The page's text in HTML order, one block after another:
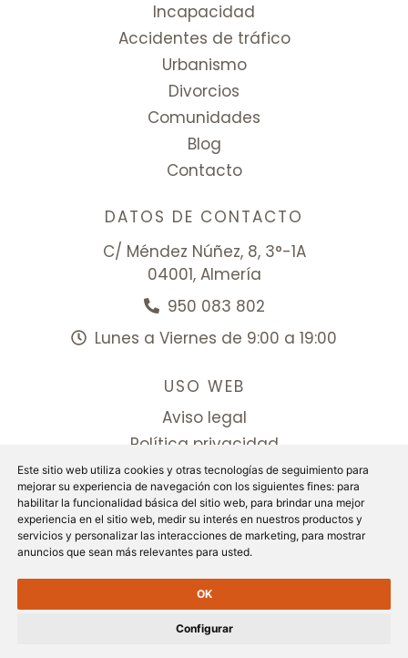
Este sitio web utiliza cookies y otras tecnologías de seguimiento para
mejorar su experiencia de navegación con los siguientes fines: para
habilitar la funcionalidad básica del sitio web, para brindar una mejor
experiencia en el sitio web, medir su interés en nuestros productos y
servicios y personalizar las interacciones de marketing, para mostrar
anuncios que sean más relevantes para usted.
OK
Configurar
Incapacidad
Accidentes de tráfico
Urbanismo
Divorcios
Comunidades
Blog
Contacto
DATOS DE CONTACTO
C/ Méndez Núñez, 8, 3°-1A
04001, Almería
950 083 802
Lunes a Viernes de 9:00 a 19:00
USO WEB
Aviso legal
Política privacidad
Politica cookies
Configurar cookies
Facebook
© Bufete Guerrero Acosta 2024 |Diseñado por
armstudio